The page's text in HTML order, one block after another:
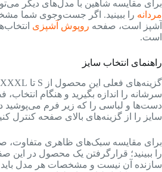
برای مقایسه شاهین با مدل‌های دیگر
مردانه را ببینید. اگر جست‌وجوی شما
آشپز است، صفحه روپوش آشپزی
است.
راهنمای انتخاب سایز
سرشانه را اندازه بگیرید و هنگام
دست‌ها و لباسی را که زیر فرم می‌پوشید
سایز را از گزینه‌های بالای صفحه کنترل
برای مقایسه سبک‌های ظاهری متفاوت،
را ببینید؛ قرارگرفتن یک محصول در این
سازنده آن نیست و مشخصات هر مدل باید